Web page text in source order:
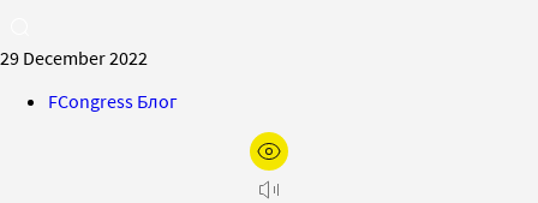
29 December 2022
FCongress Блог